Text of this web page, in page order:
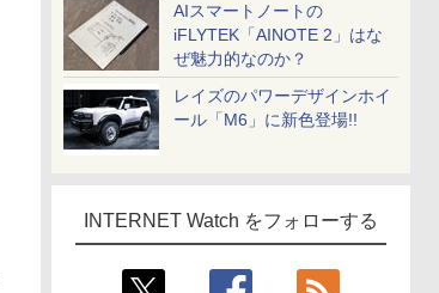
AIスマートノートの
iFLYTEK「AINOTE 2」はな
ぜ魅力的なのか？
レイズのパワーデザインホイ
ール「M6」に新色登場!!
INTERNET Watch をフォローする